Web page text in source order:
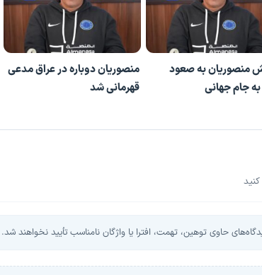
منصوریان به صعود
جام جهانی
منصوریان دوباره در عراق مدعی
قهرمانی شد
حاوی توهین، تهمت، افترا یا واژگان نامناسب تأیید نخواهند شد.